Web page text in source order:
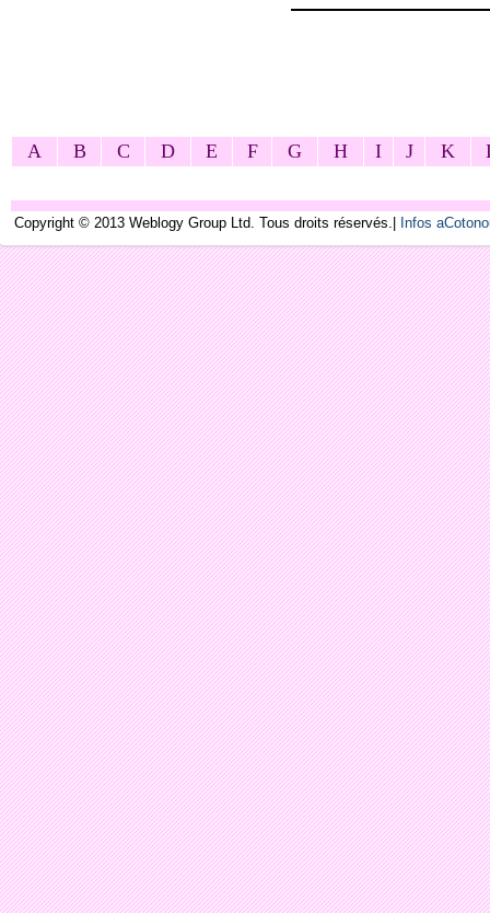
A B C D E F G H I J K
Copyright © 2013 Weblogy Group Ltd. Tous droits réservés.| Infos